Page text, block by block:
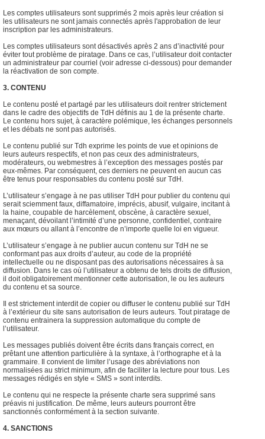
Les comptes utilisateurs sont supprimés 2 mois après leur création si
les utilisateurs ne sont jamais connectés après l'approbation de leur
inscription par les administrateurs.
Les comptes utilisateurs sont désactivés après 2 ans d’inactivité pour
éviter tout problème de piratage. Dans ce cas, l’utilisateur doit contacter
un administrateur par courriel (voir adresse ci-dessous) pour demander
la réactivation de son compte.
3. CONTENU
Le contenu posté et partagé par les utilisateurs doit rentrer strictement
dans le cadre des objectifs de TdH définis au 1 de la présente charte.
Le contenu hors sujet, à caractère polémique, les échanges personnels
et les débats ne sont pas autorisés.
Le contenu publié sur Tdh exprime les points de vue et opinions de
leurs auteurs respectifs, et non pas ceux des administrateurs,
modérateurs, ou webmestres à l’exception des messages postés par
eux-mêmes. Par conséquent, ces derniers ne peuvent en aucun cas
être tenus pour responsables du contenu posté sur TdH.
L’utilisateur s’engage à ne pas utiliser TdH pour publier du contenu qui
serait sciemment faux, diffamatoire, imprécis, abusif, vulgaire, incitant à
la haine, coupable de harcèlement, obscène, à caractère sexuel,
menaçant, dévoilant l’intimité d’une personne, confidentiel, contraire
aux mœurs ou allant à l’encontre de n’importe quelle loi en vigueur.
L’utilisateur s’engage à ne publier aucun contenu sur TdH ne se
conformant pas aux droits d’auteur, au code de la propriété
intellectuelle ou ne disposant pas des autorisations nécessaires à sa
diffusion. Dans le cas où l’utilisateur a obtenu de tels droits de diffusion,
il doit obligatoirement mentionner cette autorisation, le ou les auteurs
du contenu et sa source.
Il est strictement interdit de copier ou diffuser le contenu publié sur TdH
à l’extérieur du site sans autorisation de leurs auteurs. Tout piratage de
contenu entrainera la suppression automatique du compte de
l’utilisateur.
Les messages publiés doivent être écrits dans français correct, en
prêtant une attention particulière à la syntaxe, à l’orthographe et à la
grammaire. Il convient de limiter l’usage des abréviations non
normalisées au strict minimum, afin de faciliter la lecture pour tous. Les
messages rédigés en style « SMS » sont interdits.
Le contenu qui ne respecte la présente charte sera supprimé sans
préavis ni justification. De même, leurs auteurs pourront être
sanctionnés conformément à la section suivante.
4. SANCTIONS